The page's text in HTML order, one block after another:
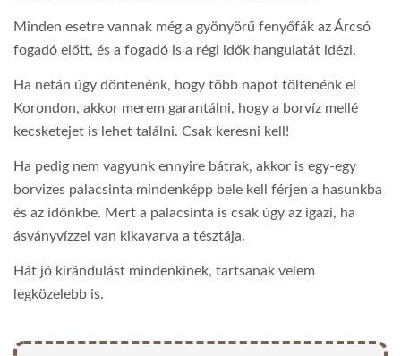
Minden esetre vannak még a gyönyörű fenyőfák az Árcsó
fogadó előtt, és a fogadó is a régi idők hangulatát idézi.
Ha netán úgy döntenénk, hogy több napot töltenénk el
Korondon, akkor merem garantálni, hogy a borvíz mellé
kecsketejet is lehet találni. Csak keresni kell!
Ha pedig nem vagyunk ennyire bátrak, akkor is egy-egy
borvizes palacsinta mindenképp bele kell férjen a hasunkba
és az időnkbe. Mert a palacsinta is csak úgy az igazi, ha
ásványvízzel van kikavarva a tésztája.
Hát jó kirándulást mindenkinek, tartsanak velem
legközelebb is.